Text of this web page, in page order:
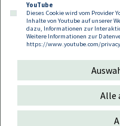
YouTube
Dieses Cookie wird vom Provider
Inhalte von Youtube auf unserer
dazu, Informationen zur
Weitere Informationen zur
https://www.youtube.com/privacy
Alle
Follow us on: